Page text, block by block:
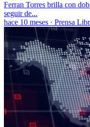
Ferran Torres brilla con
seguir de...
hace 10 meses · Prensa